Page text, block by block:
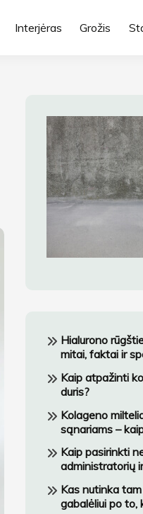
Interjėras Grožis
Hialurono
mitai, faktai ir
Kaip atpažinti
duris?
Kolageno
sąnariams –
Kaip pasirinkti
administratorių
Kas nutinka
gabalėliui po to,